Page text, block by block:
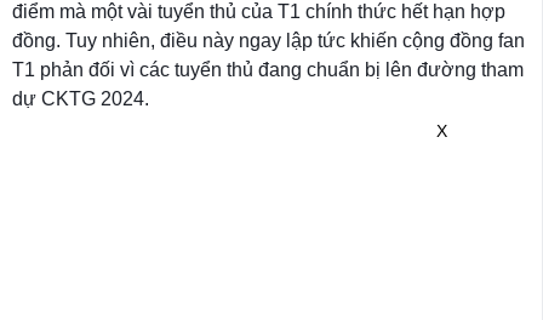
điểm mà một vài tuyển thủ của T1 chính thức hết hạn hợp
đồng. Tuy nhiên, điều này ngay lập tức khiến cộng đồng fan
T1 phản đối vì các tuyển thủ đang chuẩn bị lên đường tham
dự CKTG 2024.
X